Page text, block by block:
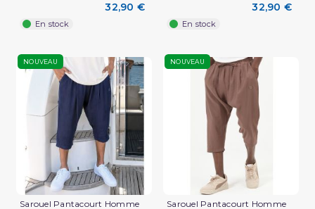
32,90 €
En stock
32,90 €
En stock
NOUVEAU
Sarouel Pantacourt Homme
NOUVEAU
Sarouel Pantacourt Homme